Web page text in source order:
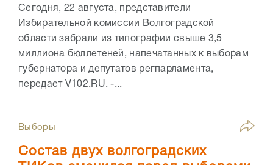
Сегодня, 22 августа, представители
Избирательной комиссии Волгоградской
области забрали из типографии свыше 3,5
миллиона бюллетеней, напечатанных к выборам
губернатора и депутатов регпарламента,
передает V102.RU. -...
Выборы
Состав двух волгоградских